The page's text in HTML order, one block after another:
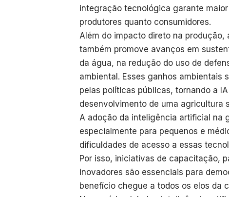
integração tecnológica garante
produtores quanto consumidores.
Além do impacto direto na
também promove avanços em
da água, na redução do uso de
ambiental. Esses ganhos ambientais
pelas políticas públicas, tornando a
desenvolvimento de uma agricultura
A adoção da inteligência artificial na
especialmente para pequenos e
dificuldades de acesso a essas
Por isso, iniciativas de capacitação,
inovadores são essenciais para
benefício chegue a todos os elos da